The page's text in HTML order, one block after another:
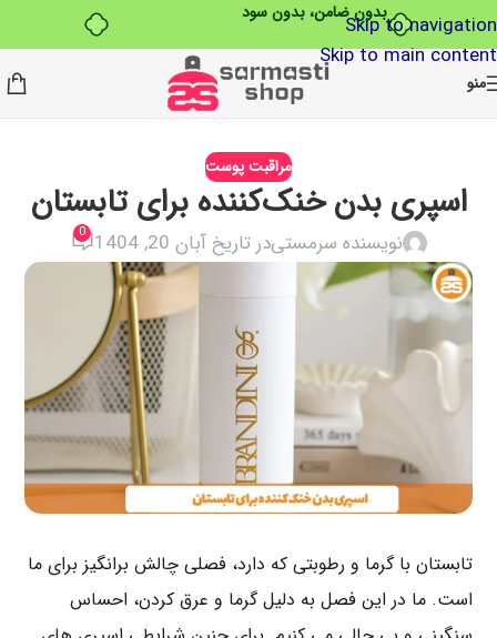
بدون ضامن، بدون سودSkip to navigation
Skip to main content
منو
مراقبت پوست
اسپری بدن خنک‌کننده برای تابستان
نویسنده سرمستیدر تاریخ آبان 20, 1404 0
تابستان با گرما و رطوبتی که دارد، فصلی چالش برانگیز برای ما
است. ما در این فصل به دلیل گرما و عرق کردن، احساس